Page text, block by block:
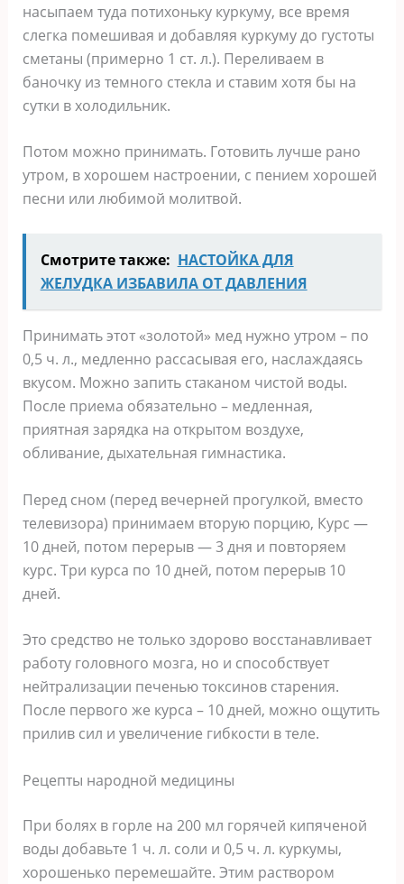
насыпаем туда потихоньку куркуму, все время
слегка помешивая и добавляя куркуму до густоты
сметаны (примерно 1 ст. л.). Переливаем в
баночку из темного стекла и ставим хотя бы на
сутки в холодильник.
Потом можно принимать. Готовить лучше рано
утром, в хорошем настроении, с пением хорошей
песни или любимой молитвой.
Смотрите также: НАСТОЙКА ДЛЯ
ЖЕЛУДКА ИЗБАВИЛА ОТ ДАВЛЕНИЯ
Принимать этот «золотой» мед нужно утром – по
0,5 ч. л., медленно рассасывая его, наслаждаясь
вкусом. Можно запить стаканом чистой воды.
После приема обязательно – медленная,
приятная зарядка на открытом воздухе,
обливание, дыхательная гимнастика.
Перед сном (перед вечерней прогулкой, вместо
телевизора) принимаем вторую порцию, Курс —
10 дней, потом перерыв — 3 дня и повторяем
курс. Три курса по 10 дней, потом перерыв 10
дней.
Это средство не только здорово восстанавливает
работу головного мозга, но и способствует
нейтрализации печенью токсинов старения.
После первого же курса – 10 дней, можно ощутить
прилив сил и увеличение гибкости в теле.
Рецепты народной медицины
При болях в горле на 200 мл горячей кипяченой
воды добавьте 1 ч. л. соли и 0,5 ч. л. куркумы,
хорошенько перемешайте. Этим раствором